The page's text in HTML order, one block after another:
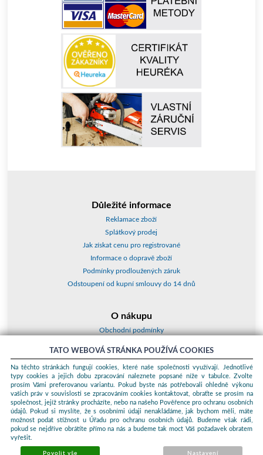
Důležité informace
Reklamace zboží
Splátkový prodej
Jak získat cenu pro registrované
Informace o dopravě zboží
Podmínky prodloužených záruk
Odstoupení od kupní smlouvy do 14 dnů
O nákupu
Obchodní podmínky
Kontakty a adresy
Essox splátky
Podle zákona o evidenci tržeb je prodávající povinen vystavit kupujícímu
účtenku. Zároveň je povinen zaevidovat přijatou tržbu u správce daně
online; v případě technického výpadku pak nejpozději do 48 hodin.
© 2026 ProKauf Komplex s.r.o. Všechna práva vyhrazena.
systems
pronájem e-shopů
TATO WEBOVÁ STRÁNKA POUŽÍVÁ COOKIES
Na těchto stránkách fungují cookies, které naše společnosti využívají. Jednotlivé
typy cookies a jejich dobu zpracování naleznete popsané níže v tabulce. Zvolte
prosím Vámi preferovanou variantu. Pokud byste nás potřebovali ohledně výkonu
vašich práv v souvislosti se zpracováním cookies kontaktovat, obraťte se prosím na
společnost, jejíž stránky procházíte, nebo na našeho Pověřence pro ochranu osobních
údajů. Pokud si myslíte, že s osobními údaji nenakládáme, jak bychom měli, máte
možnost podat stížnost u Úřadu pro ochranu osobních údajů. Budeme však rádi,
pokud se nejdříve obrátíte přímo na nás a budeme tak moct Váš požadavek obratem
vyřešit.
Povolit vše Nastavení